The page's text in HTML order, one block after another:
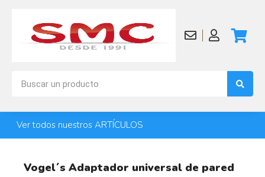
Ver todos nuestros ARTÍCULOS
Vogel´s Adaptador universal de pared